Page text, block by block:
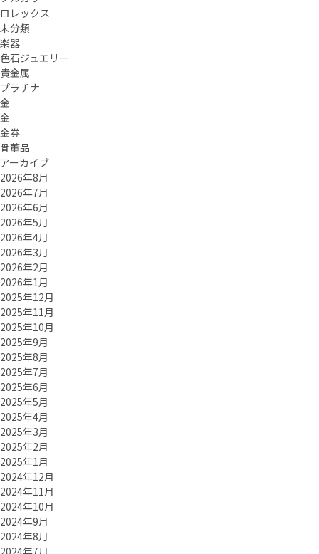
ロレックス
未分類
楽器
色石ジュエリー
貴金属
プラチナ
金
金
金券
骨董品
アーカイブ
2026年8月
2026年7月
2026年6月
2026年5月
2026年4月
2026年3月
2026年2月
2026年1月
2025年12月
2025年11月
2025年10月
2025年9月
2025年8月
2025年7月
2025年6月
2025年5月
2025年4月
2025年3月
2025年2月
2025年1月
2024年12月
2024年11月
2024年10月
2024年9月
2024年8月
2024年7月